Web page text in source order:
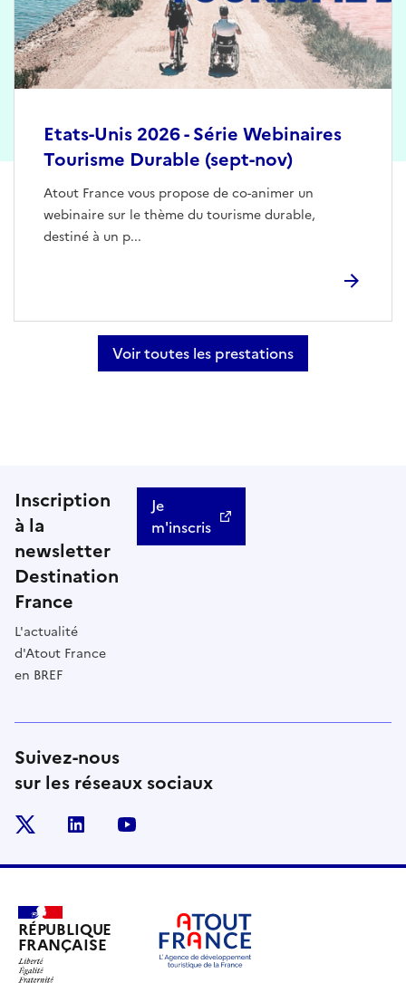
Etats-Unis 2026 - Série Webinaires
Tourisme Durable (sept-nov)
Atout France vous propose de co-animer un
webinaire sur le thème du tourisme durable,
destiné à un p...
Voir toutes les prestations
Inscription
à la
newsletter
Destination
France
L'actualité
d'Atout France
en BREF
Je
m'inscris
Suivez-nous
sur les réseaux sociaux
linkedin
RÉPUBLIQUE
FRANÇAISE